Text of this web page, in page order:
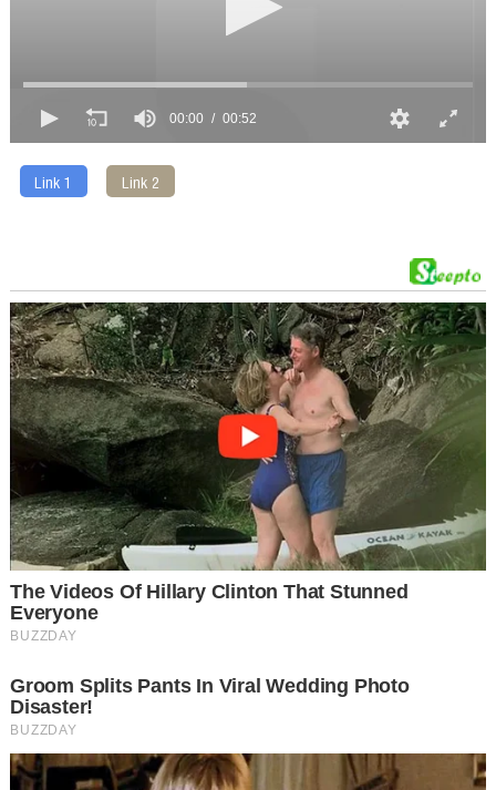
00:00 00:52
Link 1 Link 2